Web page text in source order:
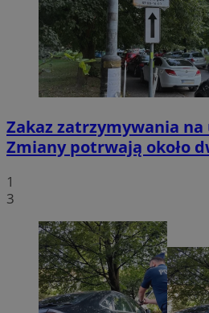
Zakaz zatrzymywania
Zmiany potrwają około
1
3